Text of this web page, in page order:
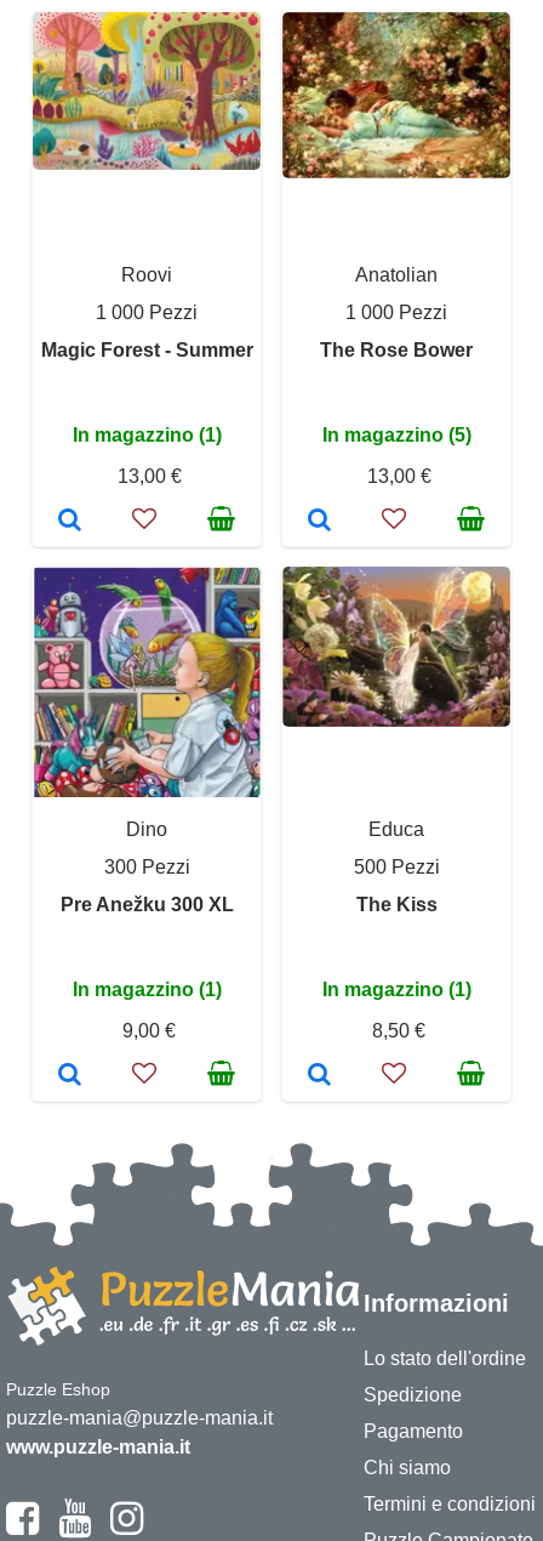
Roovi
1 000 Pezzi
Magic Forest - Summer
In magazzino (1)
13,00 €
Anatolian
1 000 Pezzi
The Rose Bower
In magazzino (5)
13,00 €
Dino
300 Pezzi
Pre Anežku 300 XL
In magazzino (1)
9,00 €
Educa
500 Pezzi
The Kiss
In magazzino (1)
8,50 €
Puzzle Eshop
puzzle-mania@puzzle-mania.it
www.puzzle-mania.it
Informazioni
Lo stato dell'ordine
Spedizione
Pagamento
Chi siamo
Termini e condizioni